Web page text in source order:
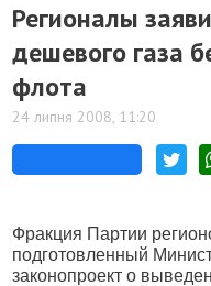
Регионалы
дешевого газа
флота
24 липня 2008, 11:20
Фракция Партии
подготовленный
законопроект о